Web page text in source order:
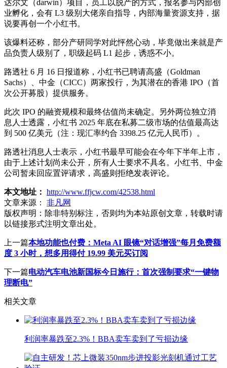
达尔文（darwin）项目，员工以脱产的方式，报名参与内部创
业孵化，会有 L3 级别大佬亲自指导，内部海量资源支持，据
说要再创一个小红书。
该爆料还称，部分产研同学对此怦然心动，毕竟做出来就是产
品负责人级别了，职级起码 L1 起步，诱惑不小。
路透社 6 月 16 日报道称，小红书已聘请高盛（Goldman
Sachs）、中金（CICC）两家投行，为其潜在的香港 IPO（首
次公开募股）提供服务。
此次 IPO 的融资规模和最终估值尚未确定。另外两位独立消
息人士透露，小红书 2025 年底在私募二级市场的估值最高达
到 500 亿美元（注：现汇率约合 3398.25 亿元人民币）。
路透社消息人士表示，小红书最早可能会在今年下半年上市，
由于上述计划尚未公开，所有人士要求不具名。小红书、中金
公司暂未回应置评请求，高盛则拒绝发表评论。
本文地址： http://www.ffjcw.com/42538.html
文章来源：
非凡网
版权声明： 除非特别标注，否则均为本站原创文章，转载时请
以链接形式注明文章出处。
上一篇本地功能也付费：Meta AI 眼镜“对话增强”每月免费额
度 3 小时，想多用得付 19.99 美元买订阅
下一篇电动汽车电池新国标今日施行：首次强制要求“一键物
理断电”
相关文章
利润率暴跌至2.3%！BBA卖车卖到了亏损边缘